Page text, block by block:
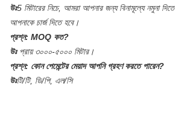
উঃ5 মিটারের নিচে, আমরা আপনার জন্য বিনামূল্যে নমুনা দিতে
আপনাকে চার্জ দিতে হবে।
প্রশ্ন: MOQ কত?
উঃ প্রায় ৩০০০-৫০০০ মিটার।
প্রশ্ন: কোন পেমেন্টের মেয়াদ আপনি গ্রহণ করতে পারেন?
উঃটি/টি, ডি/পি, এল/সি